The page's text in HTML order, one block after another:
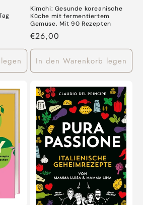
Kimchi: Gesunde koreanische
Küche mit fermentiertem
Gemüse. Mit 90 Rezepten
Normaler
Preis
€26,00
In den Warenkorb legen